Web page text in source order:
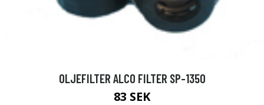
OLJEFILTER ALCO FILTER SP-1350
83 SEK